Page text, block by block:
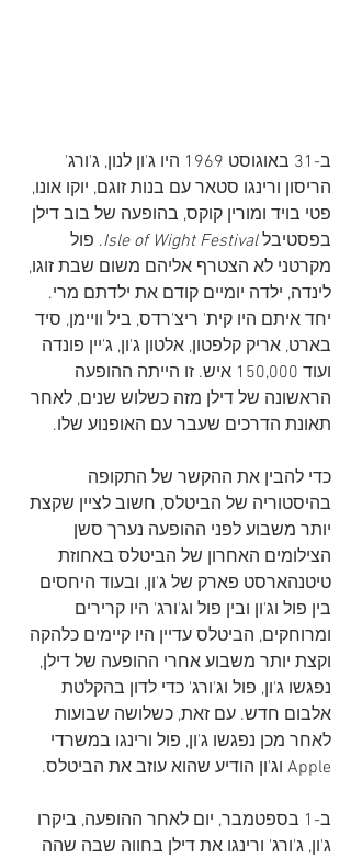
ב-31 באוגוסט 1969 היו ג'ון לנון, ג'ורג'
הריסון ורינגו סטאר עם בנות זוגם, יוקו אונו,
פטי בויד ומורין קוקס, בהופעה של בוב דילן
בפסטיבל Isle of Wight Festival. פול
מקרטני לא הצטרף אליהם משום שבת זוגו,
לינדה, ילדה יומיים קודם את ילדתם מרי.
יחד איתם היו קית' ריצ'רדס, ביל וויימן, סיד
בארט, אריק קלפטון, אלטון ג'ון, ג'יין פונדה
ועוד 150,000 איש. זו הייתה ההופעה
הראשונה של דילן מזה כשלוש שנים, לאחר
תאונת הדרכים שעבר עם האופנוע שלו.
כדי להבין את ההקשר של התקופה
בהיסטוריה של הביטלס, חשוב לציין שקצת
יותר משבוע לפני ההופעה נערך סשן
הצילומים האחרון של הביטלס באחוזת
טיטנהארסט פארק של ג'ון, ובעוד היחסים
בין פול וג'ון ובין פול וג'ורג' היו קרירים
ומרוחקים, הביטלס עדיין היו קיימים כלהקה
וקצת יותר משבוע אחרי ההופעה של דילן,
נפגשו ג'ון, פול וג'ורג' כדי לדון בהקלטת ​​
אלבום חדש. עם זאת, כשלושה שבועות
לאחר מכן נפגשו ג'ון, פול ורינגו במשרדי
Apple וג'ון הודיע שהוא עוזב את הביטלס.
ב-1 בספטמבר, יום לאחר ההופעה, ביקרו
ג'ון, ג'ורג' ורינגו את דילן בחווה שבה שהה